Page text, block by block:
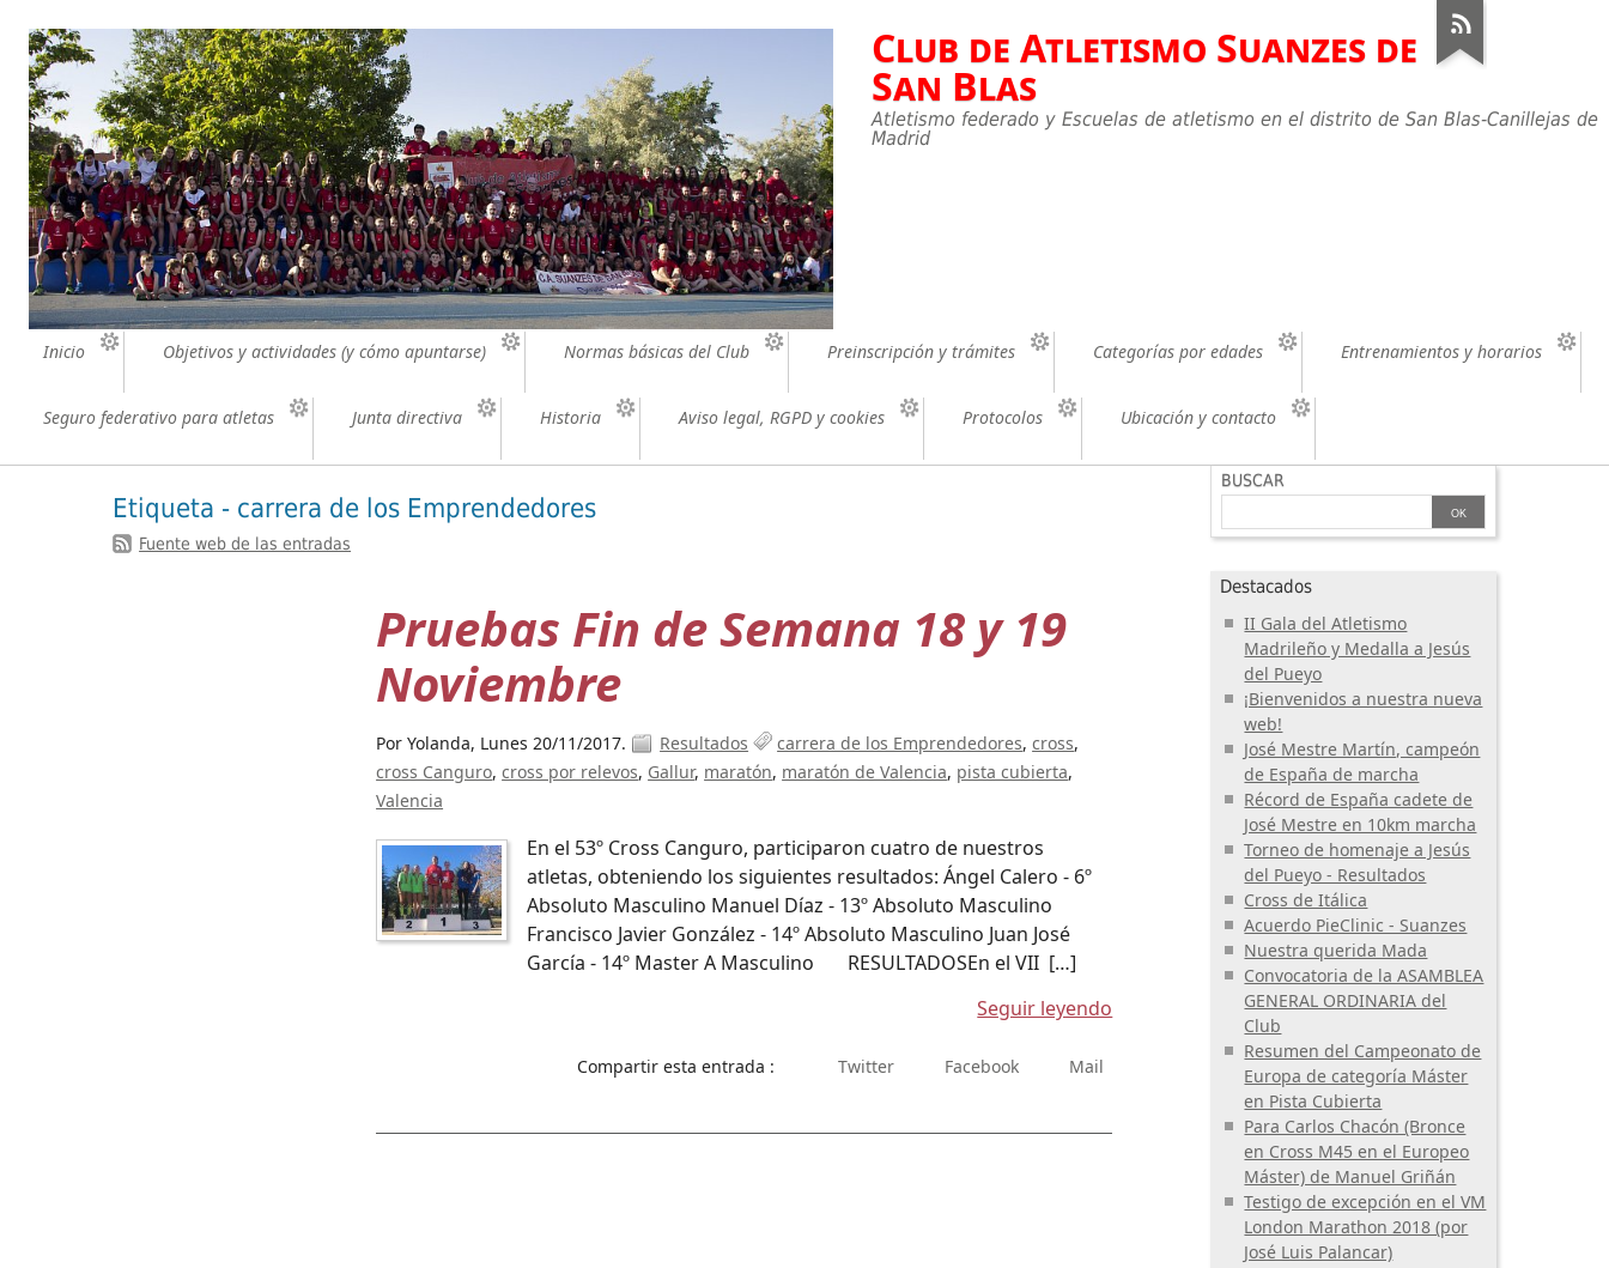
Club de Atletismo Suanzes de
San Blas
Atletismo federado y Escuelas de atletismo en el distrito de San Blas-Canillejas de
Madrid
Inicio Objetivos y actividades (y cómo apuntarse) Normas básicas del Club Preinscripción y trámites Categorías por edades Entrenamientos y horarios
Seguro federativo para atletas Junta directiva Historia Aviso legal, RGPD y cookies Protocolos Ubicación y contacto
Etiqueta - carrera de los Emprendedores
Fuente web de las entradas
Pruebas Fin de Semana 18 y 19
Noviembre
Por Yolanda, Lunes 20/11/2017. Resultados carrera de los Emprendedores cross
cross Canguro cross por relevos Gallur maratón maratón de Valencia pista cubierta
Valencia
En el 53º Cross Canguro, participaron cuatro de nuestros
atletas, obteniendo los siguientes resultados: Ángel Calero - 6º
Absoluto Masculino Manuel Díaz - 13º Absoluto Masculino
Francisco Javier González - 14º Absoluto Masculino Juan José
García - 14º Master A Masculino RESULTADOSEn el VII […]
Seguir leyendo
Compartir esta entrada : Twitter Facebook Mail
BUSCAR
Destacados
II Gala del Atletismo
Madrileño y Medalla a Jesús
del Pueyo
¡Bienvenidos a nuestra nueva
web!
José Mestre Martín, campeón
de España de marcha
Récord de España cadete de
José Mestre en 10km marcha
Torneo de homenaje a Jesús
del Pueyo - Resultados
Cross de Itálica
Acuerdo PieClinic - Suanzes
Nuestra querida Mada
Convocatoria de la ASAMBLEA
GENERAL ORDINARIA del
Club
Resumen del Campeonato de
Europa de categoría Máster
en Pista Cubierta
Para Carlos Chacón (Bronce
en Cross M45 en el Europeo
Máster) de Manuel Griñán
Testigo de excepción en el VM
London Marathon 2018 (por
José Luis Palancar)